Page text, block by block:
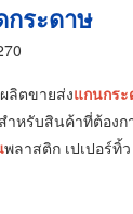
ระดาษ
ลิตขายส่งแกนกร
หรับสินค้าที่ต้องก
พลาสติก เปเปอร์ทิ้